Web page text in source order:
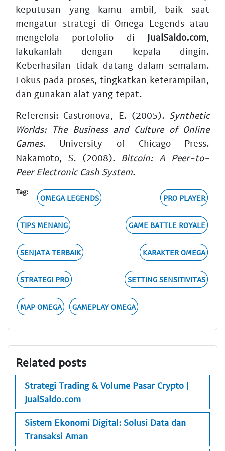
keputusan yang kamu ambil, baik saat
mengatur strategi di Omega Legends atau
mengelola portofolio di JualSaldo.com,
lakukanlah dengan kepala dingin.
Keberhasilan tidak datang dalam semalam.
Fokus pada proses, tingkatkan keterampilan,
dan gunakan alat yang tepat.
Referensi: Castronova, E. (2005). Synthetic
Worlds: The Business and Culture of Online
Games. University of Chicago Press.
Nakamoto, S. (2008). Bitcoin: A Peer-to-
Peer Electronic Cash System.
Tag:
OMEGA LEGENDS PRO PLAYER
TIPS MENANG GAME BATTLE ROYALE
SENJATA TERBAIK KARAKTER OMEGA
STRATEGI PRO SETTING SENSITIVITAS
MAP OMEGA GAMEPLAY OMEGA
Related posts
Strategi Trading & Volume Pasar Crypto |
JualSaldo.com
Sistem Ekonomi Digital: Solusi Data dan
Transaksi Aman